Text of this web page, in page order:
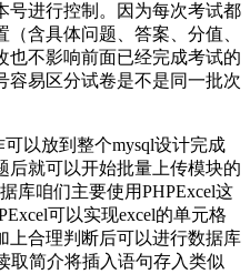
号进行控制。因为每次考试都
含具体问题、答案、分值、
也不影响前面已经完成考试的
容易区分试卷是不是同一批次
以放到整个mysql设计完成
后就可以开始批量上传模块的
库咱们主要使用PHPExcel这
可以实现excel的单元格
上合理判断后可以进行数据库
取简介将插入语句存入类似